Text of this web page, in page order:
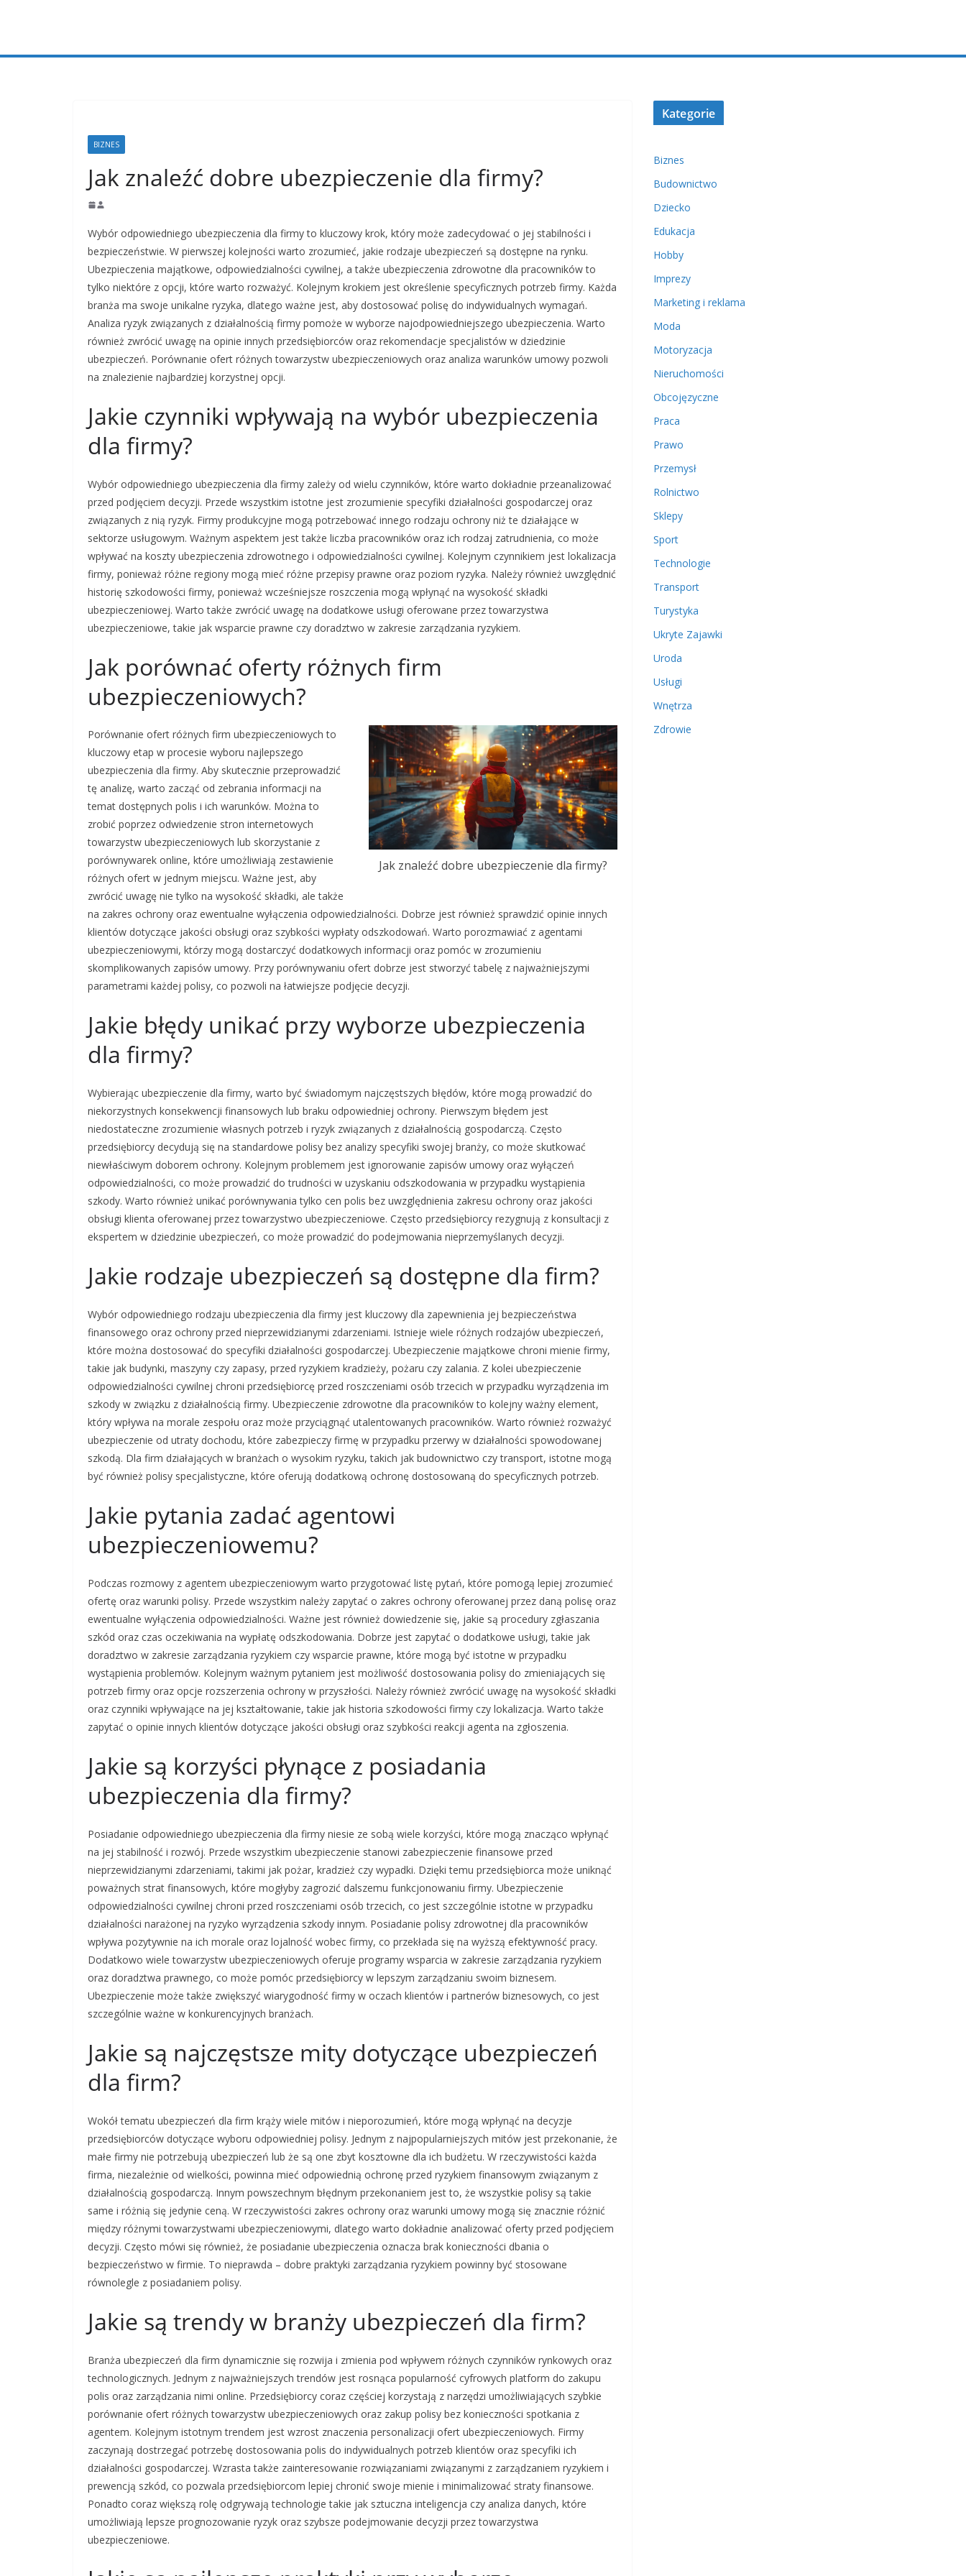
BIZNES
Jak znaleźć dobre ubezpieczenie dla firmy?
Wybór odpowiedniego ubezpieczenia dla firmy to kluczowy krok, który może zadecydować o jej stabilności i
bezpieczeństwie. W pierwszej kolejności warto zrozumieć, jakie rodzaje ubezpieczeń są dostępne na rynku.
Ubezpieczenia majątkowe, odpowiedzialności cywilnej, a także ubezpieczenia zdrowotne dla pracowników to
tylko niektóre z opcji, które warto rozważyć. Kolejnym krokiem jest określenie specyficznych potrzeb firmy. Każda
branża ma swoje unikalne ryzyka, dlatego ważne jest, aby dostosować polisę do indywidualnych wymagań.
Analiza ryzyk związanych z działalnością firmy pomoże w wyborze najodpowiedniejszego ubezpieczenia. Warto
również zwrócić uwagę na opinie innych przedsiębiorców oraz rekomendacje specjalistów w dziedzinie
ubezpieczeń. Porównanie ofert różnych towarzystw ubezpieczeniowych oraz analiza warunków umowy pozwoli
na znalezienie najbardziej korzystnej opcji.
Jakie czynniki wpływają na wybór ubezpieczenia
dla firmy?
Wybór odpowiedniego ubezpieczenia dla firmy zależy od wielu czynników, które warto dokładnie przeanalizować
przed podjęciem decyzji. Przede wszystkim istotne jest zrozumienie specyfiki działalności gospodarczej oraz
związanych z nią ryzyk. Firmy produkcyjne mogą potrzebować innego rodzaju ochrony niż te działające w
sektorze usługowym. Ważnym aspektem jest także liczba pracowników oraz ich rodzaj zatrudnienia, co może
wpływać na koszty ubezpieczenia zdrowotnego i odpowiedzialności cywilnej. Kolejnym czynnikiem jest lokalizacja
firmy, ponieważ różne regiony mogą mieć różne przepisy prawne oraz poziom ryzyka. Należy również uwzględnić
historię szkodowości firmy, ponieważ wcześniejsze roszczenia mogą wpłynąć na wysokość składki
ubezpieczeniowej. Warto także zwrócić uwagę na dodatkowe usługi oferowane przez towarzystwa
ubezpieczeniowe, takie jak wsparcie prawne czy doradztwo w zakresie zarządzania ryzykiem.
Jak porównać oferty różnych firm
ubezpieczeniowych?
Jak znaleźć dobre ubezpieczenie dla firmy?
Porównanie ofert różnych firm ubezpieczeniowych to
kluczowy etap w procesie wyboru najlepszego
ubezpieczenia dla firmy. Aby skutecznie przeprowadzić
tę analizę, warto zacząć od zebrania informacji na
temat dostępnych polis i ich warunków. Można to
zrobić poprzez odwiedzenie stron internetowych
towarzystw ubezpieczeniowych lub skorzystanie z
porównywarek online, które umożliwiają zestawienie
różnych ofert w jednym miejscu. Ważne jest, aby
zwrócić uwagę nie tylko na wysokość składki, ale także
na zakres ochrony oraz ewentualne wyłączenia odpowiedzialności. Dobrze jest również sprawdzić opinie innych
klientów dotyczące jakości obsługi oraz szybkości wypłaty odszkodowań. Warto porozmawiać z agentami
ubezpieczeniowymi, którzy mogą dostarczyć dodatkowych informacji oraz pomóc w zrozumieniu
skomplikowanych zapisów umowy. Przy porównywaniu ofert dobrze jest stworzyć tabelę z najważniejszymi
parametrami każdej polisy, co pozwoli na łatwiejsze podjęcie decyzji.
Jakie błędy unikać przy wyborze ubezpieczenia
dla firmy?
Wybierając ubezpieczenie dla firmy, warto być świadomym najczęstszych błędów, które mogą prowadzić do
niekorzystnych konsekwencji finansowych lub braku odpowiedniej ochrony. Pierwszym błędem jest
niedostateczne zrozumienie własnych potrzeb i ryzyk związanych z działalnością gospodarczą. Często
przedsiębiorcy decydują się na standardowe polisy bez analizy specyfiki swojej branży, co może skutkować
niewłaściwym doborem ochrony. Kolejnym problemem jest ignorowanie zapisów umowy oraz wyłączeń
odpowiedzialności, co może prowadzić do trudności w uzyskaniu odszkodowania w przypadku wystąpienia
szkody. Warto również unikać porównywania tylko cen polis bez uwzględnienia zakresu ochrony oraz jakości
obsługi klienta oferowanej przez towarzystwo ubezpieczeniowe. Często przedsiębiorcy rezygnują z konsultacji z
ekspertem w dziedzinie ubezpieczeń, co może prowadzić do podejmowania nieprzemyślanych decyzji.
Jakie rodzaje ubezpieczeń są dostępne dla firm?
Wybór odpowiedniego rodzaju ubezpieczenia dla firmy jest kluczowy dla zapewnienia jej bezpieczeństwa
finansowego oraz ochrony przed nieprzewidzianymi zdarzeniami. Istnieje wiele różnych rodzajów ubezpieczeń,
które można dostosować do specyfiki działalności gospodarczej. Ubezpieczenie majątkowe chroni mienie firmy,
takie jak budynki, maszyny czy zapasy, przed ryzykiem kradzieży, pożaru czy zalania. Z kolei ubezpieczenie
odpowiedzialności cywilnej chroni przedsiębiorcę przed roszczeniami osób trzecich w przypadku wyrządzenia im
szkody w związku z działalnością firmy. Ubezpieczenie zdrowotne dla pracowników to kolejny ważny element,
który wpływa na morale zespołu oraz może przyciągnąć utalentowanych pracowników. Warto również rozważyć
ubezpieczenie od utraty dochodu, które zabezpieczy firmę w przypadku przerwy w działalności spowodowanej
szkodą. Dla firm działających w branżach o wysokim ryzyku, takich jak budownictwo czy transport, istotne mogą
być również polisy specjalistyczne, które oferują dodatkową ochronę dostosowaną do specyficznych potrzeb.
Jakie pytania zadać agentowi
ubezpieczeniowemu?
Podczas rozmowy z agentem ubezpieczeniowym warto przygotować listę pytań, które pomogą lepiej zrozumieć
ofertę oraz warunki polisy. Przede wszystkim należy zapytać o zakres ochrony oferowanej przez daną polisę oraz
ewentualne wyłączenia odpowiedzialności. Ważne jest również dowiedzenie się, jakie są procedury zgłaszania
szkód oraz czas oczekiwania na wypłatę odszkodowania. Dobrze jest zapytać o dodatkowe usługi, takie jak
doradztwo w zakresie zarządzania ryzykiem czy wsparcie prawne, które mogą być istotne w przypadku
wystąpienia problemów. Kolejnym ważnym pytaniem jest możliwość dostosowania polisy do zmieniających się
potrzeb firmy oraz opcje rozszerzenia ochrony w przyszłości. Należy również zwrócić uwagę na wysokość składki
oraz czynniki wpływające na jej kształtowanie, takie jak historia szkodowości firmy czy lokalizacja. Warto także
zapytać o opinie innych klientów dotyczące jakości obsługi oraz szybkości reakcji agenta na zgłoszenia.
Jakie są korzyści płynące z posiadania
ubezpieczenia dla firmy?
Posiadanie odpowiedniego ubezpieczenia dla firmy niesie ze sobą wiele korzyści, które mogą znacząco wpłynąć
na jej stabilność i rozwój. Przede wszystkim ubezpieczenie stanowi zabezpieczenie finansowe przed
nieprzewidzianymi zdarzeniami, takimi jak pożar, kradzież czy wypadki. Dzięki temu przedsiębiorca może uniknąć
poważnych strat finansowych, które mogłyby zagrozić dalszemu funkcjonowaniu firmy. Ubezpieczenie
odpowiedzialności cywilnej chroni przed roszczeniami osób trzecich, co jest szczególnie istotne w przypadku
działalności narażonej na ryzyko wyrządzenia szkody innym. Posiadanie polisy zdrowotnej dla pracowników
wpływa pozytywnie na ich morale oraz lojalność wobec firmy, co przekłada się na wyższą efektywność pracy.
Dodatkowo wiele towarzystw ubezpieczeniowych oferuje programy wsparcia w zakresie zarządzania ryzykiem
oraz doradztwa prawnego, co może pomóc przedsiębiorcy w lepszym zarządzaniu swoim biznesem.
Ubezpieczenie może także zwiększyć wiarygodność firmy w oczach klientów i partnerów biznesowych, co jest
szczególnie ważne w konkurencyjnych branżach.
Jakie są najczęstsze mity dotyczące ubezpieczeń
dla firm?
Wokół tematu ubezpieczeń dla firm krąży wiele mitów i nieporozumień, które mogą wpłynąć na decyzje
przedsiębiorców dotyczące wyboru odpowiedniej polisy. Jednym z najpopularniejszych mitów jest przekonanie, że
małe firmy nie potrzebują ubezpieczeń lub że są one zbyt kosztowne dla ich budżetu. W rzeczywistości każda
firma, niezależnie od wielkości, powinna mieć odpowiednią ochronę przed ryzykiem finansowym związanym z
działalnością gospodarczą. Innym powszechnym błędnym przekonaniem jest to, że wszystkie polisy są takie
same i różnią się jedynie ceną. W rzeczywistości zakres ochrony oraz warunki umowy mogą się znacznie różnić
między różnymi towarzystwami ubezpieczeniowymi, dlatego warto dokładnie analizować oferty przed podjęciem
decyzji. Często mówi się również, że posiadanie ubezpieczenia oznacza brak konieczności dbania o
bezpieczeństwo w firmie. To nieprawda – dobre praktyki zarządzania ryzykiem powinny być stosowane
równolegle z posiadaniem polisy.
Jakie są trendy w branży ubezpieczeń dla firm?
Branża ubezpieczeń dla firm dynamicznie się rozwija i zmienia pod wpływem różnych czynników rynkowych oraz
technologicznych. Jednym z najważniejszych trendów jest rosnąca popularność cyfrowych platform do zakupu
polis oraz zarządzania nimi online. Przedsiębiorcy coraz częściej korzystają z narzędzi umożliwiających szybkie
porównanie ofert różnych towarzystw ubezpieczeniowych oraz zakup polisy bez konieczności spotkania z
agentem. Kolejnym istotnym trendem jest wzrost znaczenia personalizacji ofert ubezpieczeniowych. Firmy
zaczynają dostrzegać potrzebę dostosowania polis do indywidualnych potrzeb klientów oraz specyfiki ich
działalności gospodarczej. Wzrasta także zainteresowanie rozwiązaniami związanymi z zarządzaniem ryzykiem i
prewencją szkód, co pozwala przedsiębiorcom lepiej chronić swoje mienie i minimalizować straty finansowe.
Ponadto coraz większą rolę odgrywają technologie takie jak sztuczna inteligencja czy analiza danych, które
umożliwiają lepsze prognozowanie ryzyk oraz szybsze podejmowanie decyzji przez towarzystwa
ubezpieczeniowe.
Kategorie
Biznes
Budownictwo
Dziecko
Edukacja
Hobby
Imprezy
Marketing i reklama
Moda
Motoryzacja
Nieruchomości
Obcojęzyczne
Praca
Prawo
Przemysł
Rolnictwo
Sklepy
Sport
Technologie
Transport
Turystyka
Ukryte Zajawki
Uroda
Usługi
Wnętrza
Zdrowie